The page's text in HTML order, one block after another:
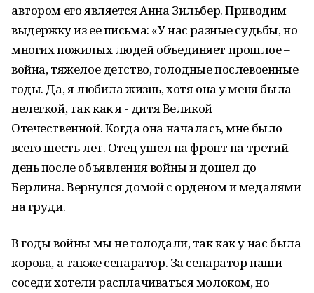
автором его является Анна Зильбер. Приводим
выдержку из ее письма: «У нас разные судьбы, но
многих пожилых людей объединяет прошлое –
война, тяжелое детство, голодные послевоенные
годы. Да, я любила жизнь, хотя она у меня была
нелегкой, так как я - дитя Великой
Отечественной. Когда она началась, мне было
всего шесть лет. Отец ушел на фронт на третий
день после объявления войны и дошел до
Берлина. Вернулся домой с орденом и медалями
на груди.
В годы войны мы не голодали, так как у нас была
корова, а также сепаратор. За сепаратор наши
соседи хотели расплачиваться молоком, но